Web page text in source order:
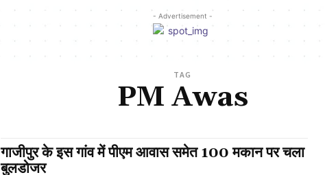
- Advertisement -
TAG
PM Awas
गाजीपुर के इस गांव में पीएम आवास समेत 100 मकान पर चला
बुलडोजर